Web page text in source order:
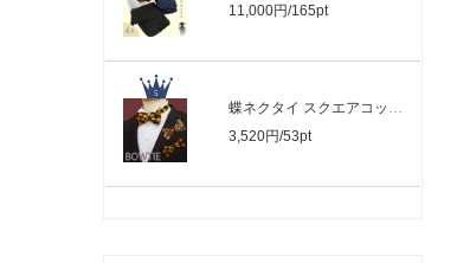
11,000円/165pt
蝶ネクタイ スクエアコットン みかん柄２..
3,520円/53pt